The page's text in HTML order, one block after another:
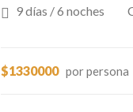
9 días / 6 noches
$1330000 por persona